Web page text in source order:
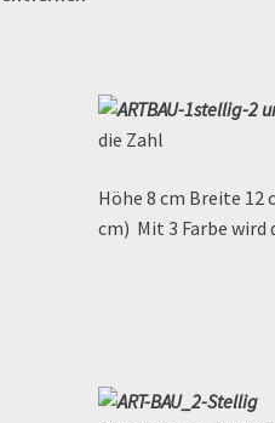
die Zahl
Höhe 8 cm Breite 12
cm) Mit 3 Farbe wird